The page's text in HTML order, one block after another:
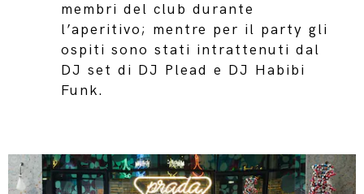
membri del club durante
l’aperitivo; mentre per il party gli
ospiti sono stati intrattenuti dal
DJ set di DJ Plead e DJ Habibi
Funk.